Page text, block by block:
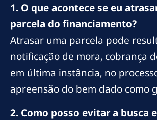
1. O que acontece se eu
parcela do financiamento?
Atrasar uma parcela pode
notificação de mora, cobrança
em última instância, no
apreensão do bem dado como
2. Como posso evitar a busca